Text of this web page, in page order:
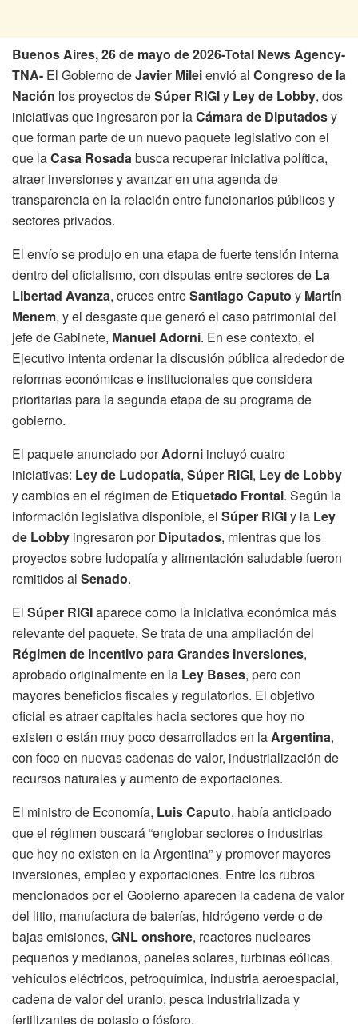
Buenos Aires, 26 de mayo de 2026-Total News Agency-
TNA- El Gobierno deJavier Mileienvió al Congreso de la
Nación los proyectos deSúper RIGIy Ley de Lobby, dos
iniciativas que ingresaron por laCámara de Diputadosy
que forman parte de un nuevo paquete legislativo con el
que laCasa Rosadabusca recuperar iniciativa política,
atraer inversiones y avanzar en una agenda de
transparencia en la relación entre funcionarios públicos y
sectores privados.
El envío se produjo en una etapa de fuerte tensión interna
dentro del oficialismo, con disputas entre sectores de La
Libertad Avanza, cruces entreSantiago Caputo y Martín
Menem, y el desgaste que generó el caso patrimonial del
jefe de Gabinete, Manuel Adorni. En ese contexto, el
Ejecutivo intenta ordenar la discusión pública alrededor de
reformas económicas e institucionales que considera
prioritarias para la segunda etapa de su programa de
gobierno.
El paquete anunciado porAdorni incluyó cuatro
iniciativas: Ley de Ludopatía, Súper RIGI, Ley de Lobby
y cambios en el régimen de Etiquetado Frontal. Según la
información legislativa disponible, el Súper RIGIy la Ley
de Lobby ingresaron porDiputados, mientras que los
proyectos sobre ludopatía y alimentación saludable fueron
remitidos al Senado.
El Súper RIGIaparece como la iniciativa económica más
relevante del paquete. Se trata de una ampliación del
Régimen de Incentivo para Grandes Inversiones,
aprobado originalmente en la Ley Bases, pero con
mayores beneficios fiscales y regulatorios. El objetivo
oficial es atraer capitales hacia sectores que hoy no
existen o están muy poco desarrollados en laArgentina,
con foco en nuevas cadenas de valor, industrialización de
recursos naturales y aumento de exportaciones.
El ministro de Economía, Luis Caputo, había anticipado
que el régimen buscará “englobar sectores o industrias
que hoy no existen en la Argentina” y promover mayores
inversiones, empleo y exportaciones. Entre los rubros
mencionados por el Gobierno aparecen la cadena de valor
del litio, manufactura de baterías, hidrógeno verde o de
bajas emisiones, GNL onshore, reactores nucleares
pequeños y medianos, paneles solares, turbinas eólicas,
vehículos eléctricos, petroquímica, industria aeroespacial,
cadena de valor del uranio, pesca industrializada y
fertilizantes de potasio o fósforo.